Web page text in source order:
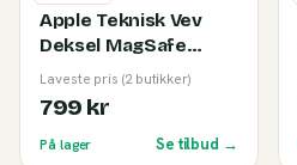
Apple Teknisk Vev
Deksel MagSafe
iPhone 17 Pro Blue
Laveste pris (2 butikker)
799 kr
På lager Se tilbud →